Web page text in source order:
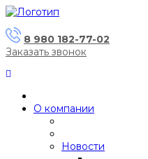
8 980 182-77-02
Заказать звонок
О компании
Новости